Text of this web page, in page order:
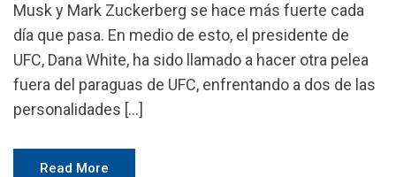
Musk y Mark Zuckerberg se hace más fuerte cada
día que pasa. En medio de esto, el presidente de
UFC, Dana White, ha sido llamado a hacer otra pelea
fuera del paraguas de UFC, enfrentando a dos de las
personalidades […]
Read More